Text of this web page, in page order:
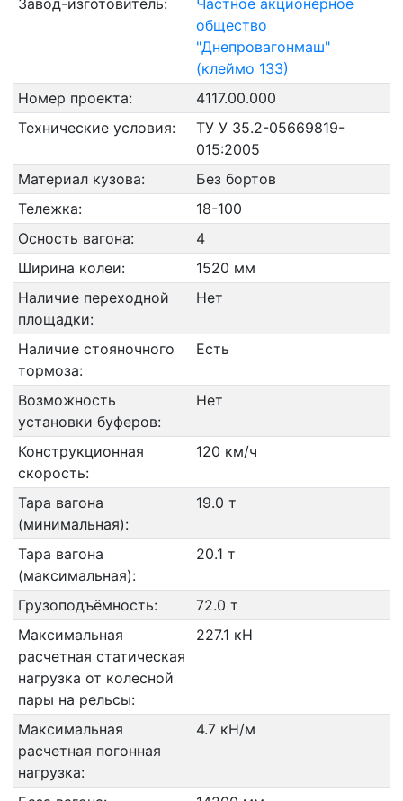
Завод-изготовитель:
Частное акционерное
общество
"Днепровагонмаш"
(клеймо 133)
Номер проекта:
4117.00.000
Технические условия:
ТУ У 35.2-05669819-
015:2005
Материал кузова:
Без бортов
Тележка:
18-100
Осность вагона:
4
Ширина колеи:
1520 мм
Наличие переходной
площадки:
Нет
Наличие стояночного
тормоза:
Есть
Возможность
установки буферов:
Нет
Конструкционная
скорость:
120 км/ч
Тара вагона
(минимальная):
19.0 т
Тара вагона
(максимальная):
20.1 т
Грузоподъёмность:
72.0 т
Максимальная
расчетная статическая
нагрузка от колесной
пары на рельсы:
227.1 кН
Максимальная
расчетная погонная
нагрузка:
4.7 кН/м